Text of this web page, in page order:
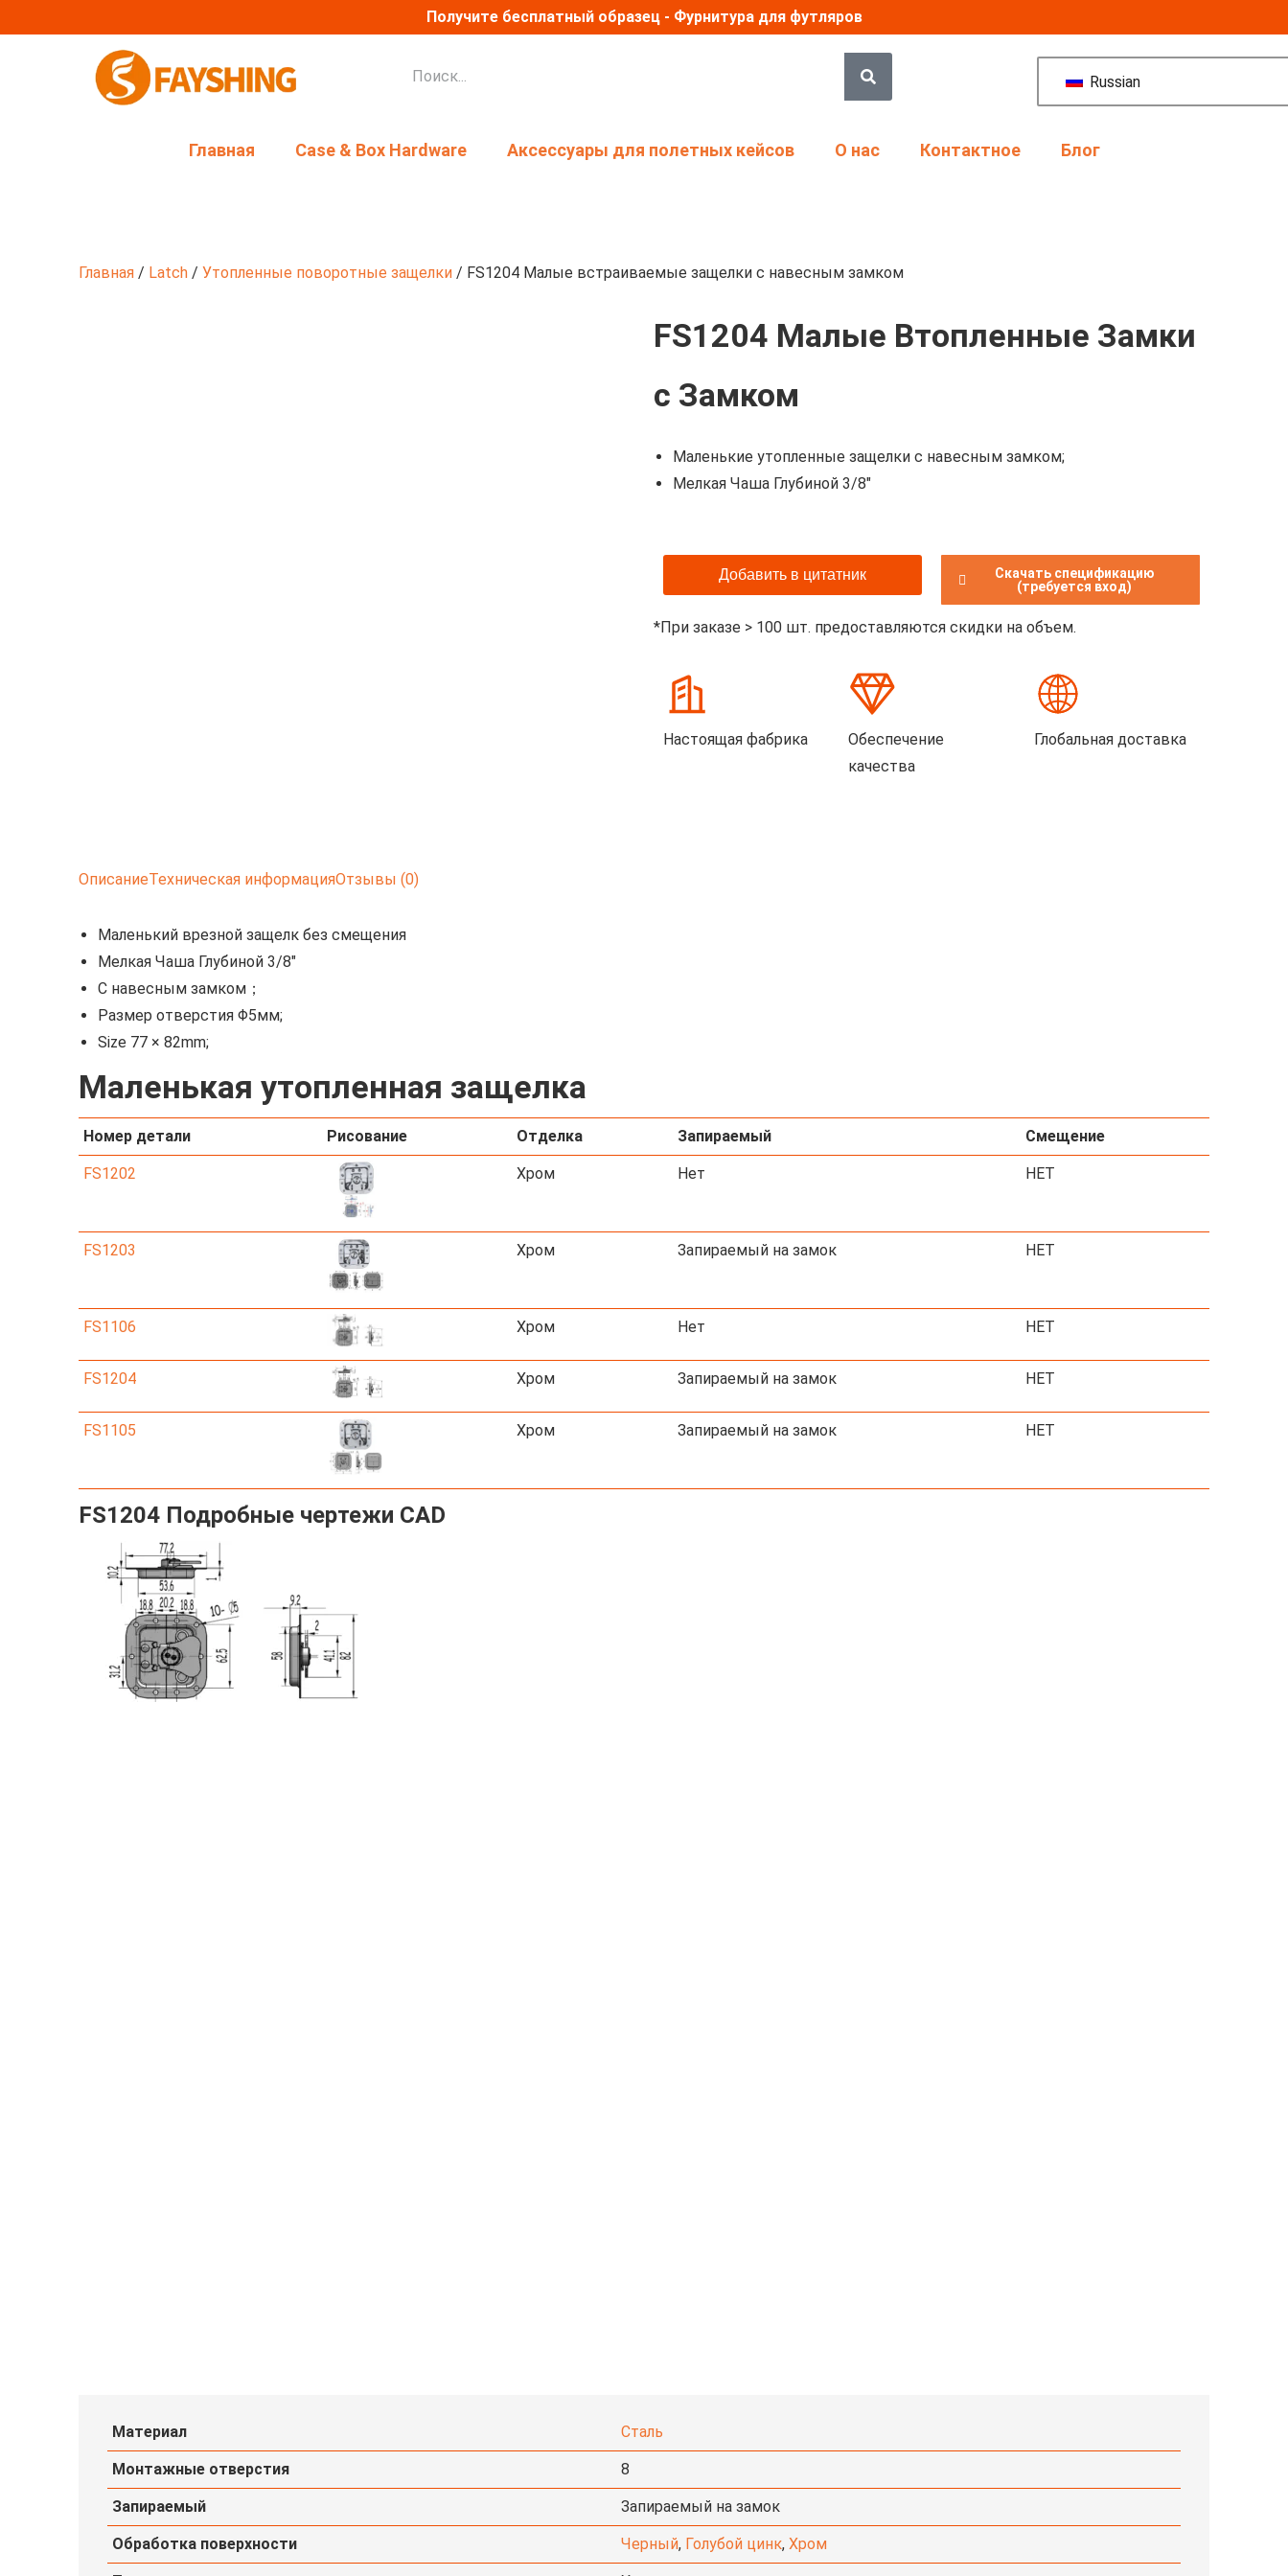
Получите бесплатный образец - Фурнитура для футляров
Russian
Главная Case & Box Hardware Аксессуары для полетных кейсов О нас Контактное Блог
Главная / Latch / Утопленные поворотные защелки / FS1204 Малые встраиваемые защелки с навесным замком
FS1204 Малые Втопленные Замки
с Замком
Маленькие утопленные защелки с навесным замком;
Мелкая Чаша Глубиной 3/8″
Добавить в цитатник
Скачать спецификацию
(требуется вход)
*При заказе > 100 шт. предоставляются скидки на объем.
Настоящая фабрика
Обеспечение
качества
Глобальная доставка
ОписаниеТехническая информацияОтзывы (0)
Маленький врезной защелк без смещения
Мелкая Чаша Глубиной 3/8″
С навесным замком；
Размер отверстия Φ5мм;
Size 77 × 82mm;
Маленькая утопленная защелка
Номер детали Рисование Отделка Запираемый Смещение
FS1202 Хром Нет НЕТ
FS1203 Хром Запираемый на замок НЕТ
FS1106 Хром Нет НЕТ
FS1204 Хром Запираемый на замок НЕТ
FS1105 Хром Запираемый на замок НЕТ
FS1204 Подробные чертежи CAD
Материал Сталь
Монтажные отверстия 8
Запираемый Запираемый на замок
Обработка поверхности Черный, Голубой цинк, Хром